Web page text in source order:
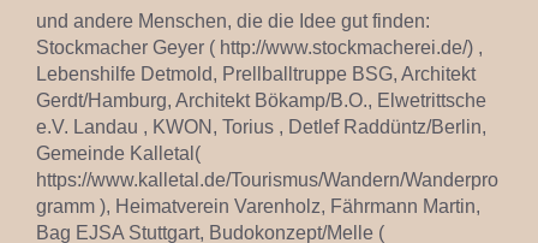
und andere Menschen, die die Idee gut finden:
Stockmacher Geyer ( http://www.stockmacherei.de/) ,
Lebenshilfe Detmold, Prellballtruppe BSG, Architekt
Gerdt/Hamburg, Architekt Bökamp/B.O., Elwetrittsche
e.V. Landau , KWON, Torius , Detlef Raddüntz/Berlin,
Gemeinde Kalletal(
https://www.kalletal.de/Tourismus/Wandern/Wanderpro
gramm ), Heimatverein Varenholz, Fährmann Martin,
Bag EJSA Stuttgart, Budokonzept/Melle (